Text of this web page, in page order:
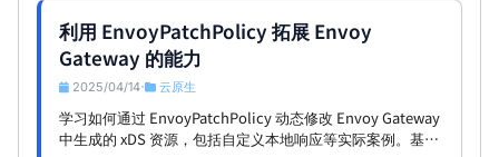
利用 EnvoyPatchPolicy 拓展 Envoy
Gateway 的能力
2025/04/14• 云原生
学习如何通过 EnvoyPatchPolicy 动态修改 Envoy Gateway
中生成的 xDS 资源，包括自定义本地响应等实际案例。基于